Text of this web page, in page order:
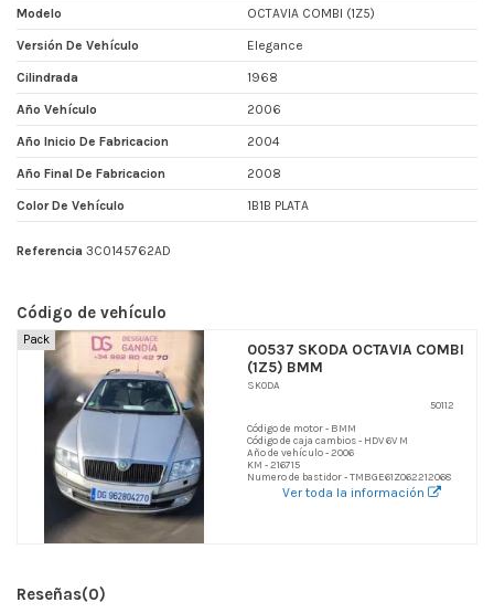
Modelo OCTAVIA COMBI (1Z5)
Versión De Vehículo Elegance
Cilindrada 1968
Año Vehículo 2006
Año Inicio De Fabricacion 2004
Año Final De Fabricacion 2008
Color De Vehículo 1B1B PLATA
Referencia 3C0145762AD
Código de vehículo
Pack
00537 SKODA OCTAVIA COMBI
(1Z5) BMM
SKODA
50112
Código de motor - BMM
Código de caja cambios - HDV 6V M
Año de vehículo - 2006
KM - 216715
Numero de bastidor - TMBGE61Z062212068
Ver toda la información
Reseñas(0)